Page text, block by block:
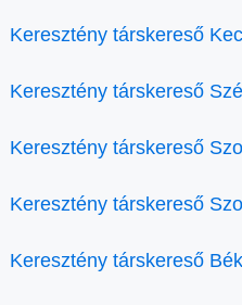
Keresztény társkereső
Keresztény társkereső
Keresztény társkereső
Keresztény társkereső
Keresztény társkereső